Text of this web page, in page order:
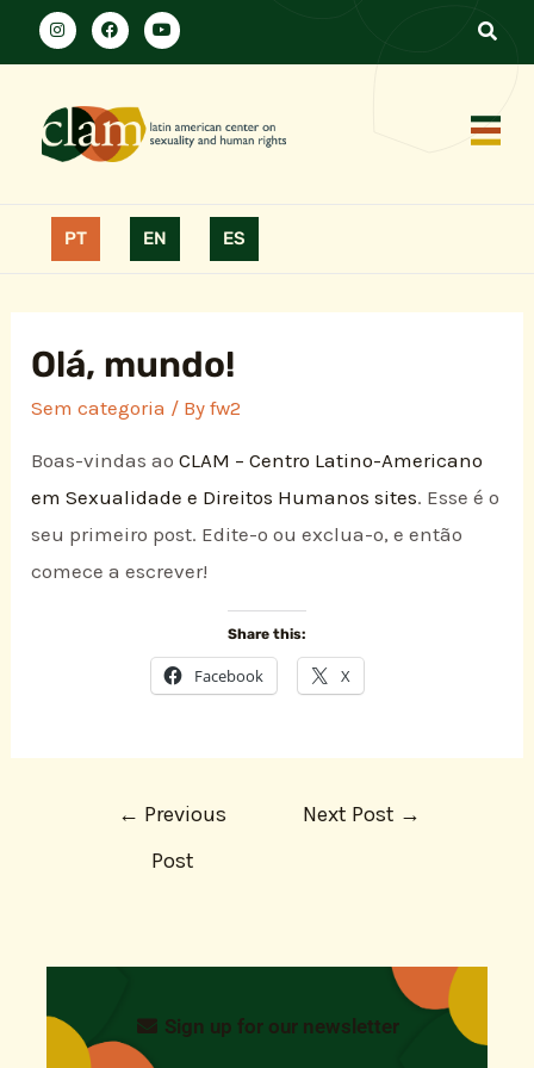
PT EN ES
Olá, mundo!
Sem categoria / Byfw2
Boas-vindas aoCLAM – Centro Latino-Americano
em Sexualidade e Direitos Humanos sites. Esse é o
seu primeiro post. Edite-o ou exclua-o, e então
comece a escrever!
Share this:
Facebook X
← Previous
Post
Next Post →
Sign up for our newsletter